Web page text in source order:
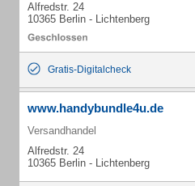
Alfredstr. 24
10365 Berlin - Lichtenberg
Gratis-Digitalcheck
www.handybundle4u.de
Versandhandel
Alfredstr. 24
10365 Berlin - Lichtenberg